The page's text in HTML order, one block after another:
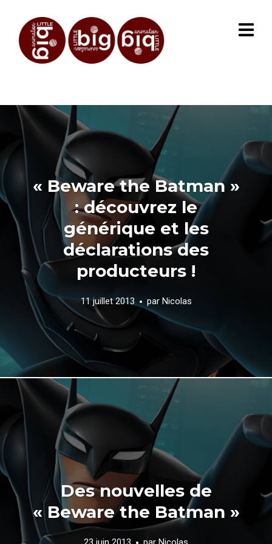
« Beware the Batman »
: découvrez le
générique et les
déclarations des
producteurs !
11 juillet 2013 par Nicolas
Des nouvelles de
« Beware the Batman »